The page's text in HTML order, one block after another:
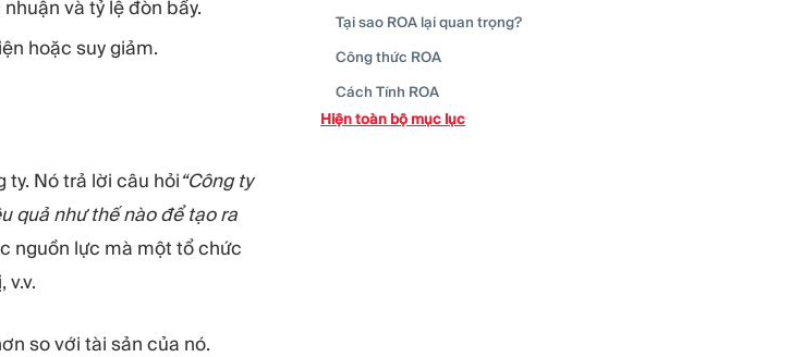
và tỷ lệ đòn bẩy.
hoặc suy giảm.
ty. Nó trả lời câu hỏi“Công ty
quả như thế nào để tạo ra
nguồn lực mà một tổ chức
v.v.
so với tài sản của nó.
Tại sao ROA lại quan trọng?
Công thức ROA
Cách Tính ROA
Cách Để Diễn Giải ROA Đúng Cách
Hiện toàn bộ mục lục